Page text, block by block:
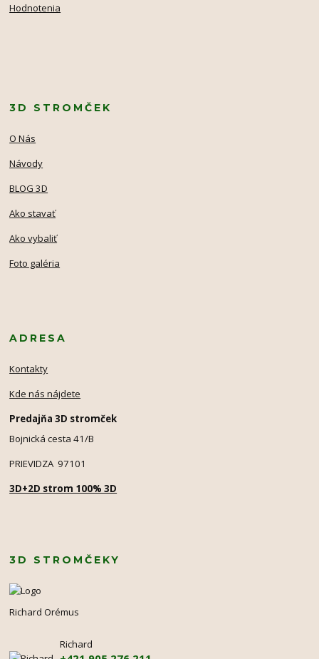
Hodnotenia
3D STROMČEK
O Nás
Návody
BLOG 3D
Ako stavať
Ako vybaliť
Foto galéria
ADRESA
Kontakty
Kde nás nájdete
Predajňa 3D stromček
Bojnická cesta 41/B
PRIEVIDZA 97101
3D+2D strom 100% 3D
3D STROMČEKY
Richard Orémus
Richard